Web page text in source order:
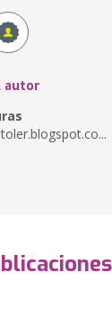
autor